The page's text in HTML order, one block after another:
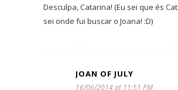
Desculpa, Catarina! (Eu sei que és
sei onde fui buscar o Joana! :D)
JOAN OF JULY
16/06/2014 at 11:51 PM